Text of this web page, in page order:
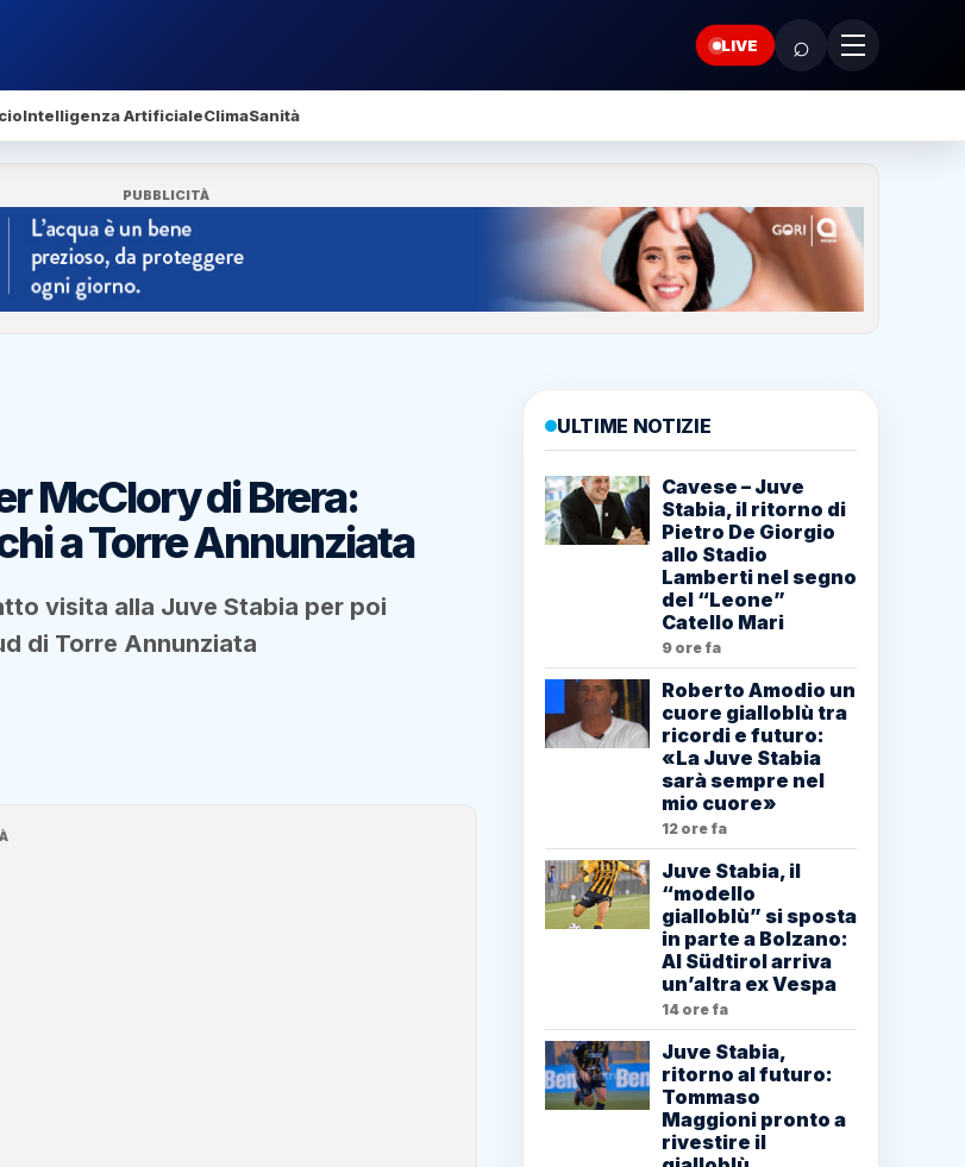
LIVE ⌕
Intelligenza ArtificialeClimaSanità
PUBBLICITÀ
McClory di Brera:
a Torre Annunziata
visita alla Juve Stabia per poi
di Torre Annunziata
ULTIME NOTIZIE
Cavese – Juve
Stabia, il ritorno di
Pietro De Giorgio
allo Stadio
Lamberti nel segno
del “Leone”
Catello Mari
9 ore fa
Roberto Amodio un
cuore gialloblù tra
ricordi e futuro:
«La Juve Stabia
sarà sempre nel
mio cuore»
12 ore fa
Juve Stabia, il
“modello
gialloblù” si sposta
in parte a Bolzano:
Al Südtirol arriva
un’altra ex Vespa
14 ore fa
Juve Stabia,
ritorno al futuro:
Tommaso
Maggioni pronto a
rivestire il